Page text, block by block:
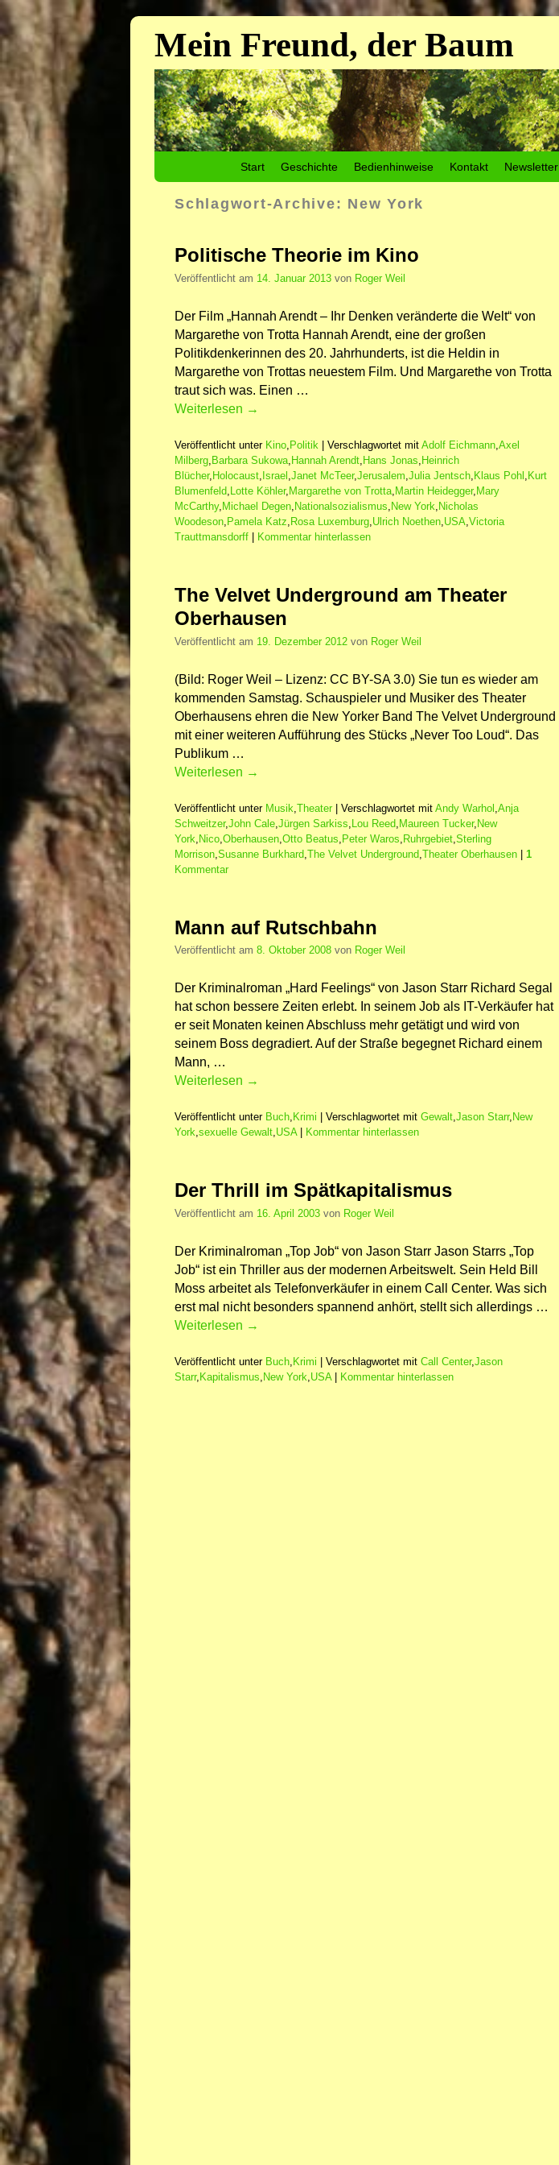
Mein Freund, der Baum
Start Geschichte Bedienhinweise Kontakt Newsletter
Schlagwort-Archive: New York
Politische Theorie im Kino
Veröffentlicht am 14. Januar 2013 von Roger Weil
Der Film „Hannah Arendt – Ihr Denken veränderte die Welt“ von
Margarethe von Trotta Hannah Arendt, eine der großen
Politikdenkerinnen des 20. Jahrhunderts, ist die Heldin in
Margarethe von Trottas neuestem Film. Und Margarethe von Trotta
traut sich was. Einen …
Weiterlesen →
Veröffentlicht unter Kino Politik Verschlagwortet mit Adolf Eichmann Axel
Milberg Barbara Sukowa Hannah Arendt Hans Jonas Heinrich
Blücher, Holocaust Israel Janet McTeer, Jerusalem Julia Jentsch Klaus Pohl Kurt
Blumenfeld
Lotte Köhler, Margarethe von Trotta Martin Heidegger, Mary
McCarthy, Michael Degen Nationalsozialismus New York Nicholas
Woodeson Pamela Katz Rosa Luxemburg Ulrich Noethen USA Victoria
Trauttmansdorff
Kommentar hinterlassen
The Velvet Underground am Theater
Oberhausen
Veröffentlicht am 19. Dezember 2012 von Roger Weil
(Bild: Roger Weil – Lizenz: CC BY-SA 3.0) Sie tun es wieder am
kommenden Samstag. Schauspieler und Musiker des Theater
Oberhausens ehren die New Yorker Band The Velvet Underground
mit einer weiteren Aufführung des Stücks „Never Too Loud“. Das
Publikum …
Weiterlesen →
Veröffentlicht unter Musik Theater | Verschlagwortet mit Andy Warhol Anja
Schweitzer, John Cale Jürgen Sarkiss Lou Reed Maureen Tucker, New
York Nico Oberhausen Otto Beatus Peter Waros Ruhrgebiet Sterling
Morrison Susanne Burkhard The Velvet Underground Theater Oberhausen | 1
Kommentar
Mann auf Rutschbahn
Veröffentlicht am 8. Oktober 2008 von Roger Weil
Der Kriminalroman „Hard Feelings“ von Jason Starr Richard Segal
hat schon bessere Zeiten erlebt. In seinem Job als IT-Verkäufer hat
er seit Monaten keinen Abschluss mehr getätigt und wird von
seinem Boss degradiert. Auf der Straße begegnet Richard einem
Mann, …
Weiterlesen →
Veröffentlicht unter Buch, Krimi Verschlagwortet mit Gewalt,Jason Starr, New
York,sexuelle Gewalt,USA Kommentar hinterlassen
Der Thrill im Spätkapitalismus
Veröffentlicht am 16. April 2003 von Roger Weil
Der Kriminalroman „Top Job“ von Jason Starr Jason Starrs „Top
Job“ ist ein Thriller aus der modernen Arbeitswelt. Sein Held Bill
Moss arbeitet als Telefonverkäufer in einem Call Center. Was sich
erst mal nicht besonders spannend anhört, stellt sich allerdings …
Weiterlesen →
Veröffentlicht unter Buch Krimi Verschlagwortet mit Call Center, Jason
Starr, Kapitalismus New York USA Kommentar hinterlassen